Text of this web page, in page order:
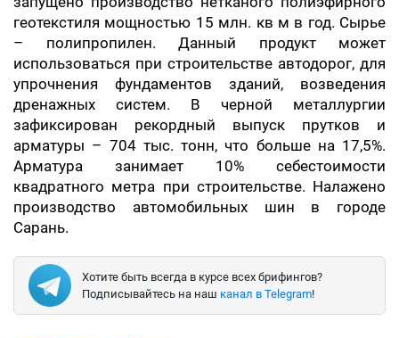
геотекстиля мощностью 15 млн. кв м в год. Сырье
– полипропилен. Данный продукт может
использоваться при строительстве автодорог, для
упрочнения фундаментов зданий, возведения
дренажных систем. В черной металлургии
зафиксирован рекордный выпуск прутков и
арматуры – 704 тыс. тонн, что больше на 17,5%.
Арматура занимает 10% себестоимости
квадратного метра при строительстве. Налажено
производство автомобильных шин в городе
Сарань.
Хотите быть всегда в курсе всех брифингов?
Подписывайтесь на наш канал в Telegram!